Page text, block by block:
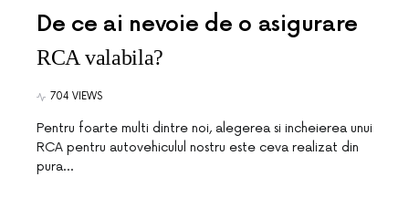
De ce ai nevoie de o asigurare
RCA valabila?
704 VIEWS
Pentru foarte multi dintre noi, alegerea si incheierea unui
RCA pentru autovehiculul nostru este ceva realizat din
pura…